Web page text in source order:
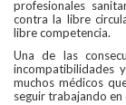
profesionales
contra la libre
libre competencia.
Una de las
incompatibilidades
muchos médicos
seguir trabajando en